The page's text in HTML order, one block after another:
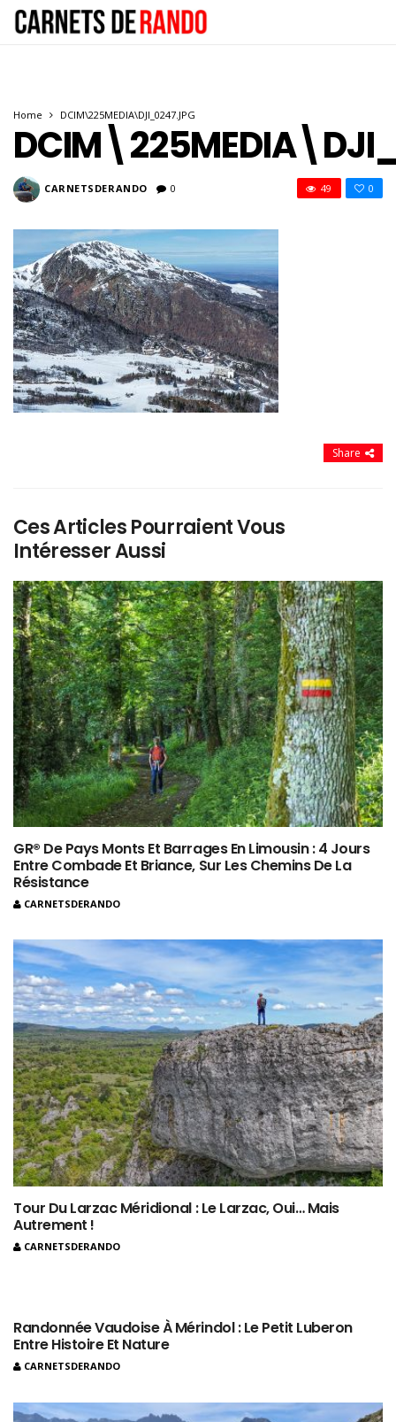
Home DCIM\225MEDIA\DJI_0247.JPG
CARNETSDERANDO 0 0
49
Share
Ces Articles Pourraient Vous
Intéresser Aussi
GR® De Pays Monts Et Barrages En Limousin : 4 Jours
Entre Combade Et Briance, Sur Les Chemins De La
Résistance
CARNETSDERANDO
Tour Du Larzac Méridional : Le Larzac, Oui… Mais
Autrement !
CARNETSDERANDO
Randonnée Vaudoise À Mérindol : Le Petit Luberon
Entre Histoire Et Nature
CARNETSDERANDO